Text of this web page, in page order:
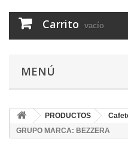
Carrito vacío
MENÚ
PRODUCTOS
GRUPO MARCA: BEZZERA